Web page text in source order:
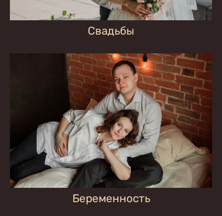
Свадьбы
Беременность